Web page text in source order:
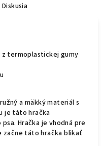
Diskusia
z termoplastickej gumy
a mäkký materiál s
je táto hračka
Hračka je vhodná pre
začne táto hračka blikať